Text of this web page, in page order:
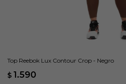
Top Reebok Lux Contour Crop - Negro
$ 1.590